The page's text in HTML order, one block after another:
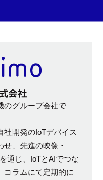
のグループ会社で
社開発のIoTデバイス
せ、先進の映像・
通じ、IoTとAIでつな
コラムにて定期的に